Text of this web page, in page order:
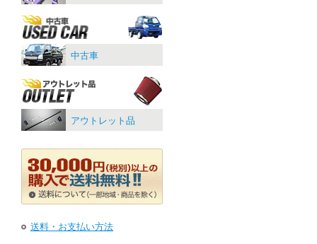
中古車
アウトレット品
送料・お支払い方法